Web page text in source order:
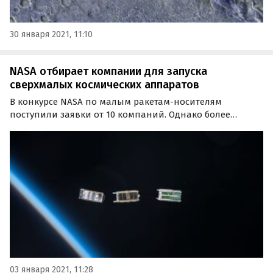
30 января 2021, 11:10
NASA отбирает компании для запуска
сверхмалых космических аппаратов
В конкурсе NASA по малым ракетам-носителям
поступили заявки от 10 компаний. Однако более
работы в этой сфере или наличия других проблем.
03 января 2021, 11:28